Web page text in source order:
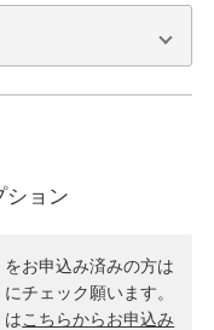
ション
をお申込み済みの方は
チェック願います。
はこちらからお申込み